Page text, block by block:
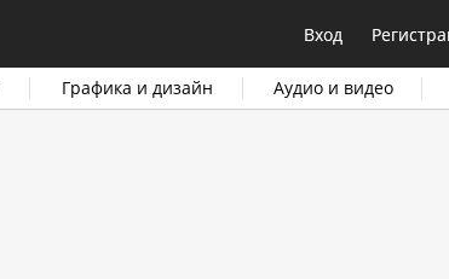
Вход
Графика и дизайн Аудио и видео